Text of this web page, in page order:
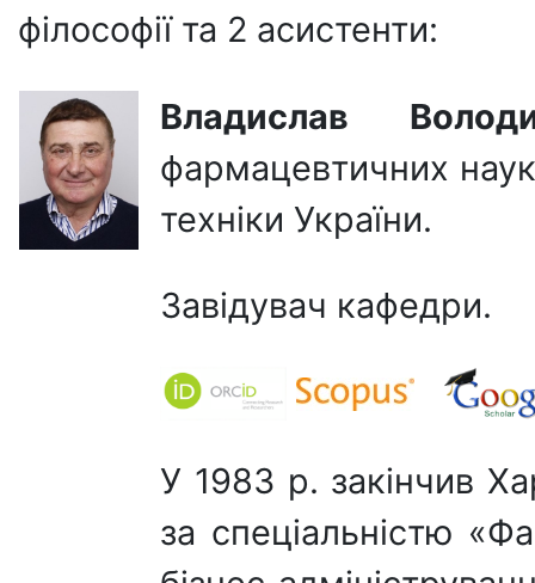
філософії та 2 асистенти:
Владислав
фармацевтичних
техніки України.
Завідувач кафедри.
У 1983 р. закінчив
за спеціальністю